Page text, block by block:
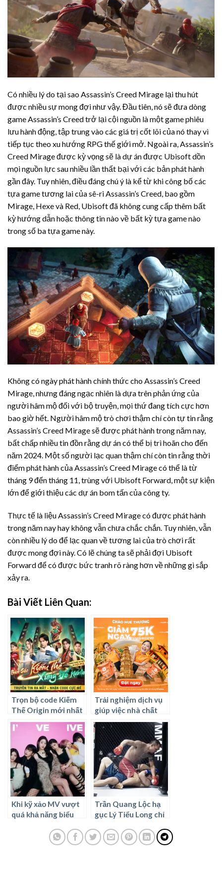
Có nhiều lý do tại sao Assassin’s Creed Mirage lại thu hút
được nhiều sự mong đợi như vậy. Đầu tiên, nó sẽ đưa dòng
game Assassin’s Creed trở lại cội nguồn là một game phiêu
lưu hành động, tập trung vào các giá trị cốt lõi của nó thay vì
tiếp tục theo xu hướng RPG thế giới mở. Ngoài ra, Assassin’s
Creed Mirage được kỳ vọng sẽ là dự án được Ubisoft dồn
mọi nguồn lực sau nhiều lần thất bại với các bản phát hành
gần đây. Tuy nhiên, điều đáng chú ý là kể từ khi công bố các
tựa game tương lai của sê-ri Assassin’s Creed, bao gồm
Mirage, Hexe và Red, Ubisoft đã không cung cấp thêm bất
kỳ hướng dẫn hoặc thông tin nào về bất kỳ tựa game nào
trong số ba tựa game này.
Không có ngày phát hành chính thức cho Assassin’s Creed
Mirage, nhưng đáng ngạc nhiên là dựa trên phản ứng của
người hâm mộ đối với bộ truyện, mọi thứ đang tích cực hơn
bao giờ hết. Người hâm mộ trò chơi thậm chí còn tự tin rằng
Assassin’s Creed Mirage sẽ được phát hành trong năm nay,
bất chấp nhiều tin đồn rằng dự án có thể bị trì hoãn cho đến
năm 2024. Một số người lạc quan thậm chí còn tin rằng thời
điểm phát hành của Assassin’s Creed Mirage có thể là từ
tháng 9 đến tháng 11, trùng với Ubisoft Forward, một sự kiện
lớn để giới thiệu các dự án bom tấn của công ty.
Thực tế là liệu Assassin’s Creed Mirage có được phát hành
trong năm nay hay không vẫn chưa chắc chắn. Tuy nhiên, vẫn
còn nhiều lý do để lạc quan về tương lai của trò chơi rất
được mong đợi này. Có lẽ chúng ta sẽ phải đợi Ubisoft
Forward để có được bức tranh rõ ràng hơn về những gì sắp
xảy ra.
Bài Viết Liên Quan:
Trọn bộ code Kiếm
Thế Origin mới nhất
và cách nhập code
Trải nghiệm dịch vụ
giúp việc nhà chất
lượng số 1 với
BTASKEE
Khi kỹ xảo MV vượt
quá khả năng biểu
nhất của nhóm nhạc
“giả trân” nhất Kpop
Trần Quang Lộc hạ
gục Lý Tiểu Long chỉ
đấu MMA